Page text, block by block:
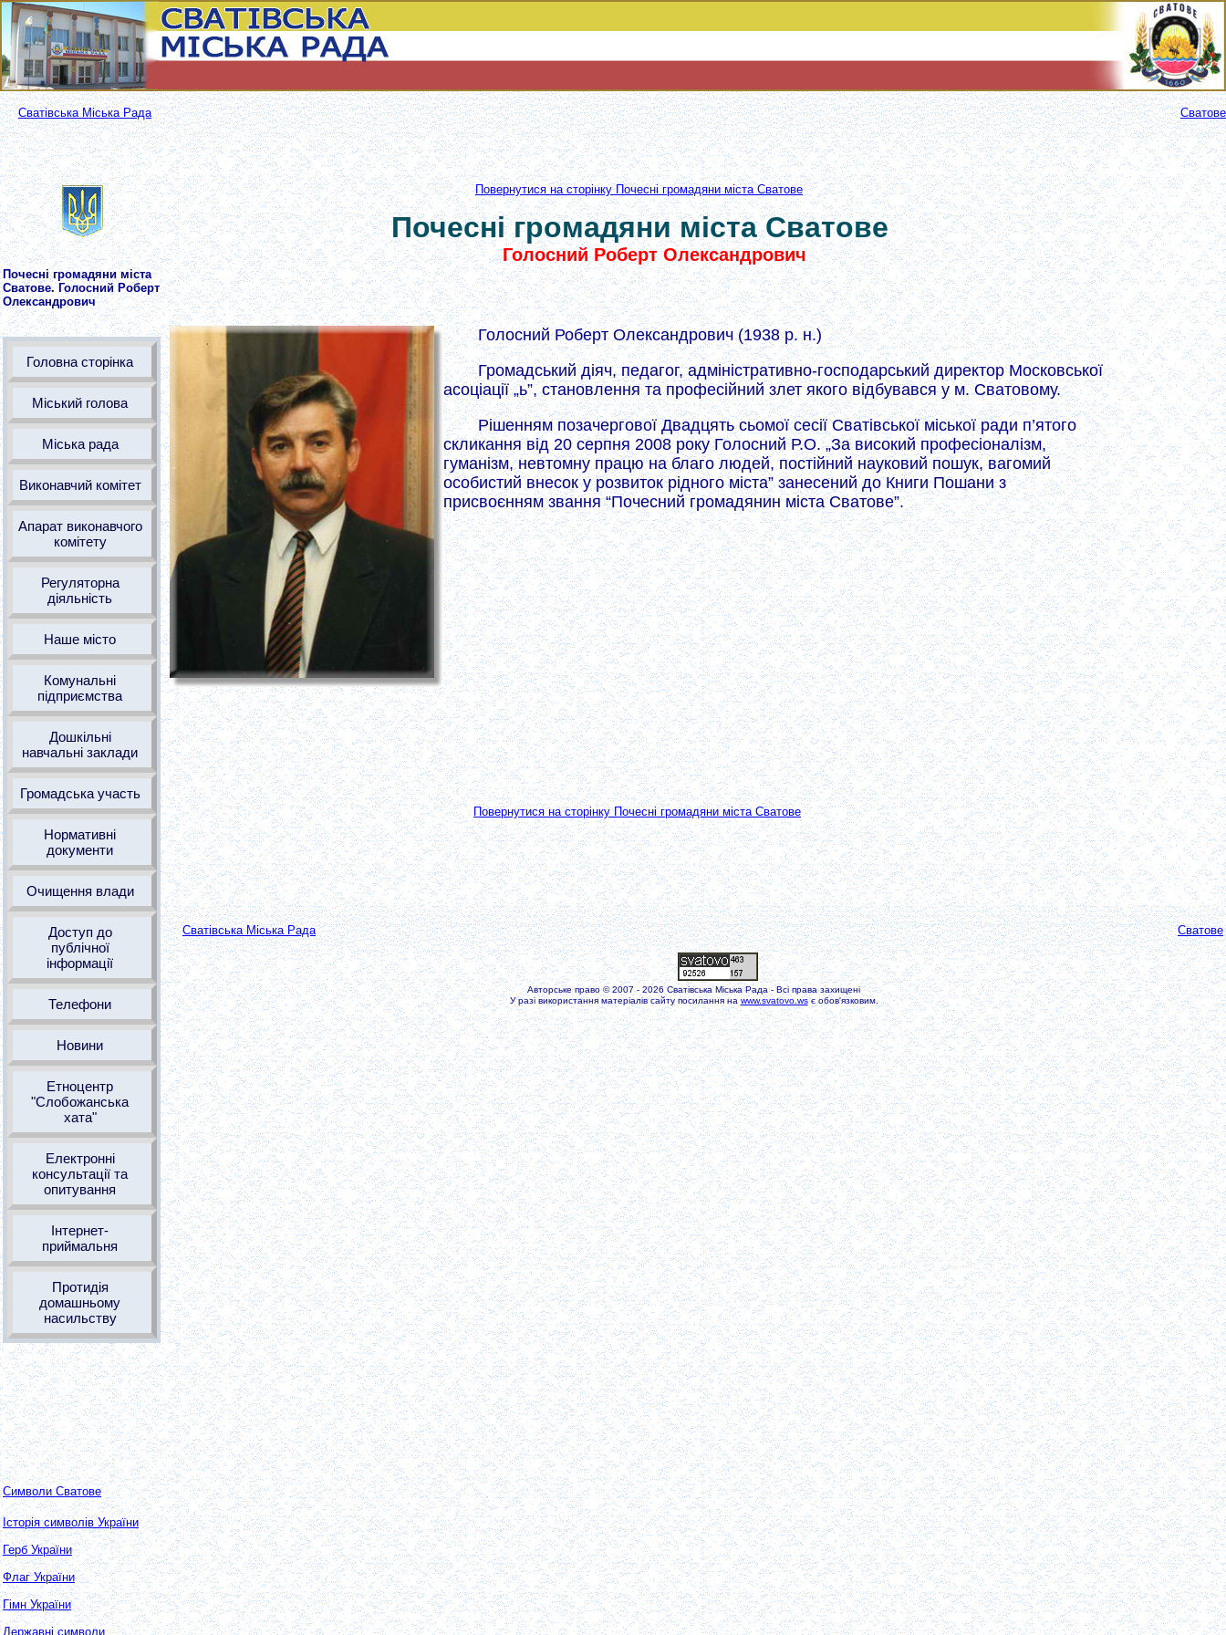
Сватівська Міська Рада Сватове
Почесні громадяни міста
Сватове. Голосний Роберт
Олександрович
Головна сторінка
Міський голова
Міська рада
Виконавчий комітет
Апарат виконавчого
комітету
Регуляторна
діяльність
Наше місто
Комунальні
підприємства
Дошкільні
навчальні заклади
Громадська участь
Нормативні
документи
Очищення влади
Доступ до
публічної
інформації
Телефони
Новини
Етноцентр
"Слобожанська
хата"
Електронні
консультації та
опитування
Інтернет-
приймальня
Протидія
домашньому
насильству
Символи Сватове
Історія символів України
Герб України
Флаг України
Гімн України
Державні символи
Повернутися на сторінку Почесні громадяни міста Сватове
Почесні громадяни міста Сватове
Голосний Роберт Олександрович
Голосний Роберт Олександрович (1938 р. н.)
Громадський діяч, педагог, адміністративно-господарський директор Московської
асоціації „ь”, становлення та професійний злет якого відбувався у м. Сватовому.
Рішенням позачергової Двадцять сьомої сесії Сватівської міської ради п’ятого
скликання від 20 серпня 2008 року Голосний Р.О. „За високий професіоналізм,
гуманізм, невтомну працю на благо людей, постійний науковий пошук, вагомий
особистий внесок у розвиток рідного міста” занесений до Книги Пошани з
присвоєнням звання “Почесний громадянин міста Сватове”.
Повернутися на сторінку Почесні громадяни міста Сватове
Сватівська Міська Рада Сватове
Авторське право© 2007 - 2026Сватівська Міська Рада - Всі права захищені
У разі використання матеріалів сайту посилання на www.svatovo.wsє обов'язковим.